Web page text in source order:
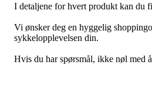
I detaljene for hvert produkt kan du
Vi ønsker deg en hyggelig
sykkelopplevelsen din.
Hvis du har spørsmål, ikke nøl med